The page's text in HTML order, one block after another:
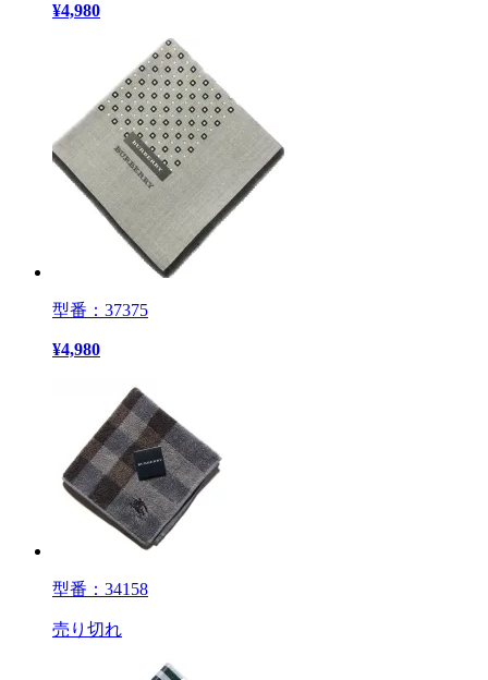
¥4,980
型番：37375
¥4,980
型番：34158
売り切れ